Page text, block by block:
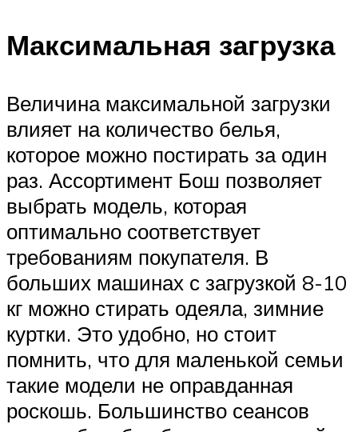
Максимальная загрузка
Величина максимальной загрузки
влияет на количество белья,
которое можно постирать за один
раз. Ассортимент Бош позволяет
выбрать модель, которая
оптимально соответствует
требованиям покупателя. В
больших машинах с загрузкой 8-10
кг можно стирать одеяла, зимние
куртки. Это удобно, но стоит
помнить, что для маленькой семьи
такие модели не оправданная
роскошь. Большинство сеансов